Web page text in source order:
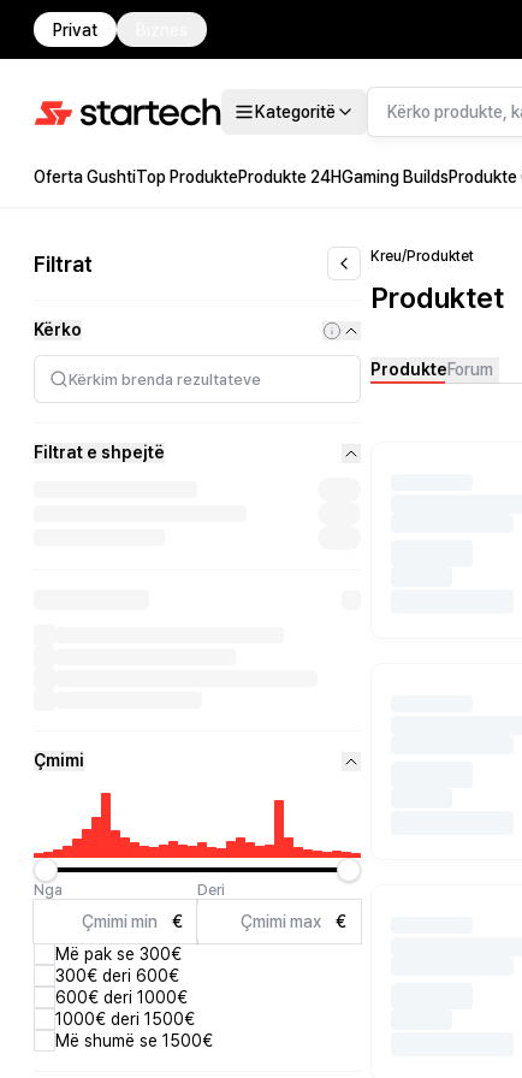
Privat
Kategoritë
Oferta GushtiTop ProdukteProdukte 24HGaming BuildsProdukte
Filtrat
Kërko
Filtrat e shpejtë
Çmimi
Nga
€
Deri
€
Më pak se 300€
300€ deri 600€
600€ deri 1000€
1000€ deri 1500€
Më shumë se 1500€
Kreu/Produktet
Produktet
ProdukteForum